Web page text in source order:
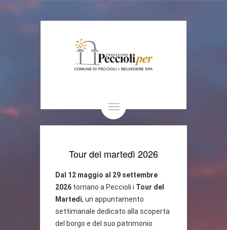
Toggle
navigation
Tour del martedì 2026
Dal 12 maggio al 29 settembre
2026 tornano a Peccioli i Tour del
Martedì, un appuntamento
settimanale dedicato alla scoperta
del borgo e del suo patrimonio